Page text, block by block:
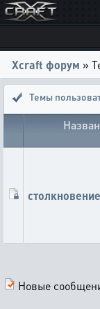
Xcraft форум »
Темы
Новые